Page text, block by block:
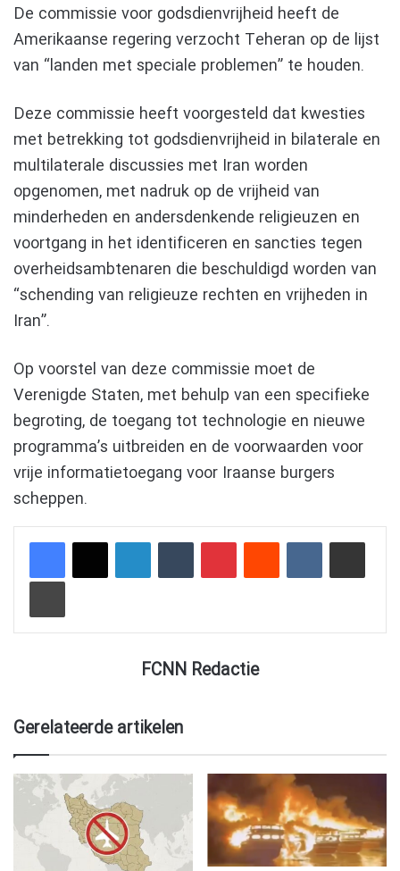
De commissie voor godsdienvrijheid heeft de
Amerikaanse regering verzocht Teheran op de lijst
van “landen met speciale problemen” te houden.
Deze commissie heeft voorgesteld dat kwesties
met betrekking tot godsdienvrijheid in bilaterale en
multilaterale discussies met Iran worden
opgenomen, met nadruk op de vrijheid van
minderheden en andersdenkende religieuzen en
voortgang in het identificeren en sancties tegen
overheidsambtenaren die beschuldigd worden van
“schending van religieuze rechten en vrijheden in
Iran”.
Op voorstel van deze commissie moet de
Verenigde Staten, met behulp van een specifieke
begroting, de toegang tot technologie en nieuwe
programma’s uitbreiden en de voorwaarden voor
vrije informatietoegang voor Iraanse burgers
scheppen.
FCNN Redactie
Gerelateerde artikelen